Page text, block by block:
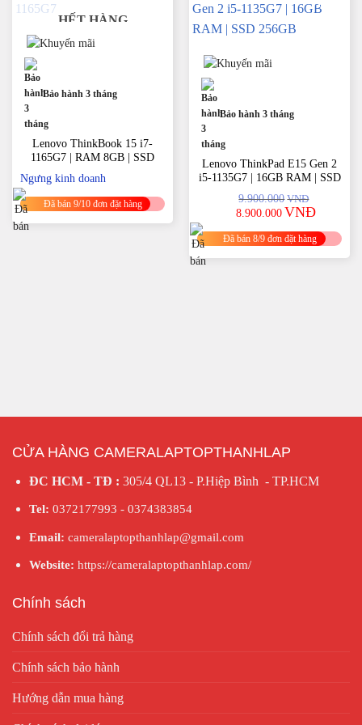
ThinkPad E490s nổi bật với thiết kế sang trọng, khung máy
chắc chắn, đạt độ bền chuẩn quân đội Mỹ (MIL-STD-810G).
Trọng lượng chỉ khoảng
, cực kỳ tiện lợi cho dân văn
phòng, sales, hay sinh viên cần di chuyển nhiều
tương thích tốt với Windows Hello. Bàn phím chống tràn,
TrackPoint đặc trưng của ThinkPad giúp tăng độ chính xác
HẾT HÀNG
Bảo hành 3 tháng
Lenovo ThinkBook 15 i7-
1165G7 | RAM 8GB | SSD
Ngưng kinh doanh
Đã bán 9/10 đơn đặt hàng
-10%
Bảo hành 3 tháng
Lenovo ThinkPad E15 Gen 2
i5-1135G7 | 16GB RAM | SSD
9.900.000 VNĐ
Giá
gốc
là:
9.900.000VNĐ.
8.900.000 VNĐGiá
hiện
tại
là:
Đã bán 8/9 đơn đặt hàng
CỬA HÀNG CAMERALAPTOPTHANHLAP
ĐC HCM - TĐ : 305/4 QL13 - P.Hiệp Bình - TP.HCM
Tel: 0372177993 - 0374383854
Email: cameralaptopthanhlap@gmail.com
Website: https://cameralaptopthanhlap.com/
Chính sách
Chính sách đổi trả hàng
Chính sách bảo hành
Hướng dẫn mua hàng